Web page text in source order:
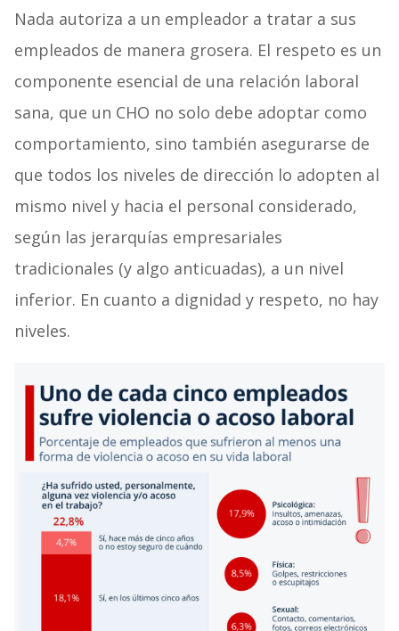
Nada autoriza a un empleador a tratar a sus
empleados de manera grosera. El respeto es un
componente esencial de una relación laboral
sana, que un CHO no solo debe adoptar como
comportamiento, sino también asegurarse de
que todos los niveles de dirección lo adopten al
mismo nivel y hacia el personal considerado,
según las jerarquías empresariales
tradicionales (y algo anticuadas), a un nivel
inferior. En cuanto a dignidad y respeto, no hay
niveles.